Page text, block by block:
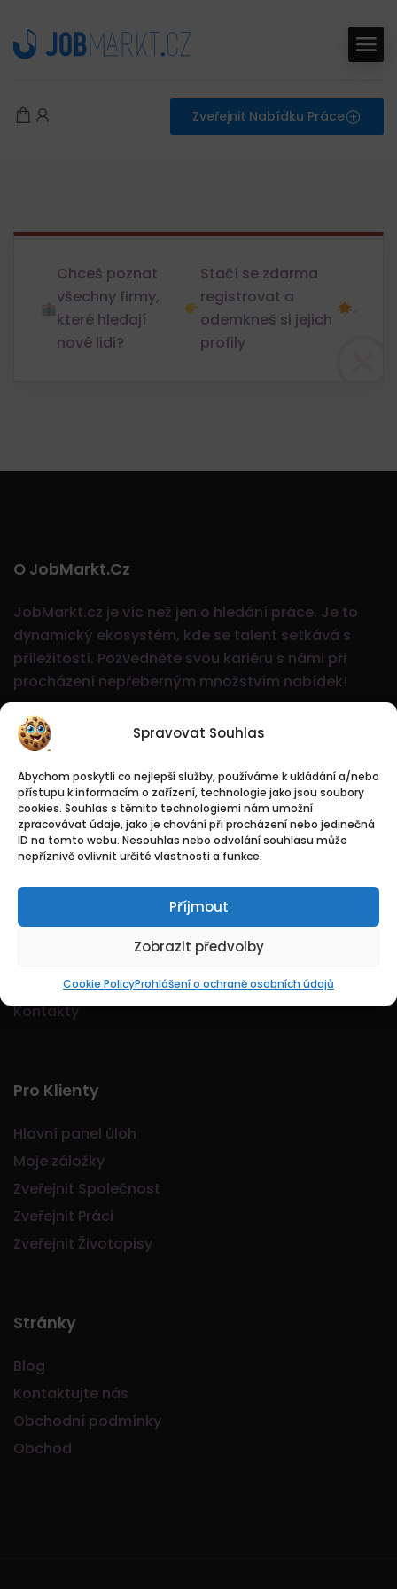
Spravovat Souhlas
Abychom poskytli co nejlepší služby, používáme k ukládání a/nebo
přístupu k informacím o zařízení, technologie jako jsou soubory
cookies. Souhlas s těmito technologiemi nám umožní
zpracovávat údaje, jako je chování při procházení nebo jedinečná
ID na tomto webu. Nesouhlas nebo odvolání souhlasu může
nepříznivě ovlivnit určité vlastnosti a funkce.
Příjmout
Zobrazit předvolby
Cookie PolicyProhlášení o ochraně osobních údajů
Zveřejnit Nabídku Práce
Chceš poznat
všechny firmy,
které hledají
nové lidi?
Stačí se zdarma
registrovat a
odemkneš si jejich
profily
.
O JobMarkt.cz
JobMarkt.cz je víc než jen o hledání práce. Je to
dynamický ekosystém, kde se talent setkává s
příležitostí. Pozvedněte svou kariéru s námi při
procházení nepřeberným množstvím nabídek!
Logo Jobmarkt.cz ® je registrovaná ochranná
známka.
Kontakty
Pro Klienty
Hlavní panel úloh
Moje záložky
Zveřejnit Společnost
Zveřejnit Práci
Zveřejnit Životopisy
Stránky
Blog
Kontaktujte nás
Obchodní podmínky
Obchod